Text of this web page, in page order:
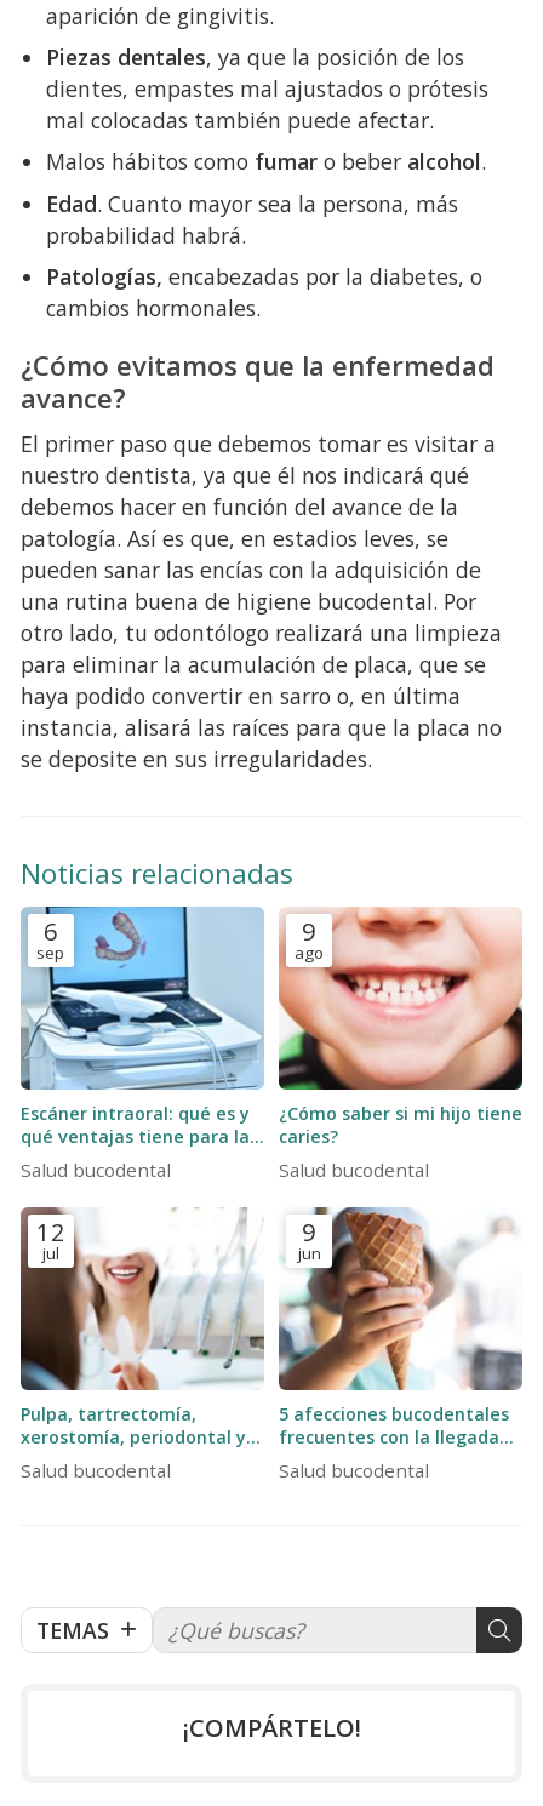
TEMAS
aparición de gingivitis.
Piezas dentales, ya que la posición de los
dientes, empastes mal ajustados o prótesis
mal colocadas también puede afectar.
Malos hábitos como fumar o beber alcohol.
Edad. Cuanto mayor sea la persona, más
probabilidad habrá.
Patologías, encabezadas por la diabetes, o
cambios hormonales.
¿Cómo evitamos que la enfermedad
avance?
El primer paso que debemos tomar es visitar a
nuestro dentista, ya que él nos indicará qué
debemos hacer en función del avance de la
patología. Así es que, en estadios leves, se
pueden sanar las encías con la adquisición de
una rutina buena de higiene bucodental. Por
otro lado, tu odontólogo realizará una limpieza
para eliminar la acumulación de placa, que se
haya podido convertir en sarro o, en última
instancia, alisará las raíces para que la placa no
se deposite en sus irregularidades.
Noticias relacionadas
6
sep
Escáner intraoral: qué es y
qué ventajas tiene para la
salud bucodental
Salud bucodental
9
ago
¿Cómo saber si mi hijo tiene
caries?
Salud bucodental
12
jul
Pulpa, tartrectomía,
xerostomía, periodontal y
ortopantomografía: 5
conceptos odontológicos
Salud bucodental
9
jun
5 afecciones bucodentales
frecuentes con la llegada
del buen tiempo
Salud bucodental
¡COMPÁRTELO!